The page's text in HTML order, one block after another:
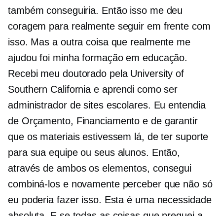
também conseguiria. Então isso me deu
coragem para realmente seguir em frente com
isso. Mas a outra coisa que realmente me
ajudou foi minha formação em educação.
Recebi meu doutorado pela University of
Southern California e aprendi como ser
administrador de sites escolares. Eu entendia
de Orçamento, Financiamento e de garantir
que os materiais estivessem lá, de ter suporte
para sua equipe ou seus alunos. Então,
através de ambos os elementos, consegui
combiná-los e novamente perceber que não só
eu poderia fazer isso. Esta é uma necessidade